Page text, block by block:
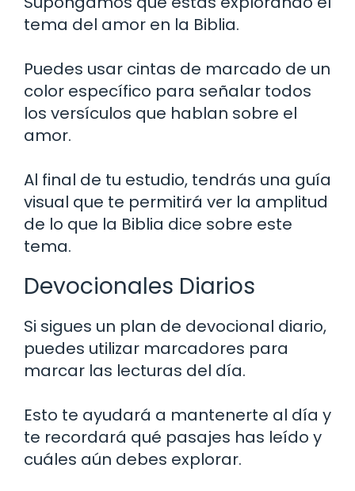
tema del amor en la Biblia.
Puedes usar cintas de marcado de un
color específico para señalar todos
los versículos que hablan sobre el
amor.
Al final de tu estudio, tendrás una guía
visual que te permitirá ver la amplitud
de lo que la Biblia dice sobre este
tema.
Devocionales Diarios
Si sigues un plan de devocional diario,
puedes utilizar marcadores para
marcar las lecturas del día.
Esto te ayudará a mantenerte al día y
te recordará qué pasajes has leído y
cuáles aún debes explorar.